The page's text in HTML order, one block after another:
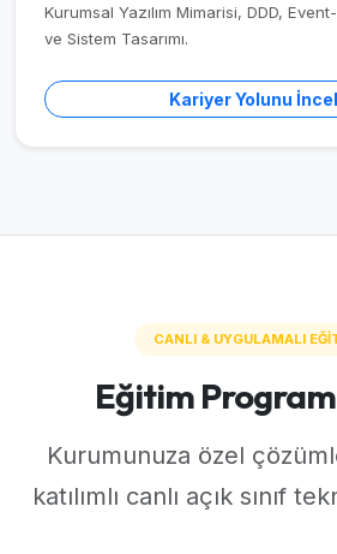
Kurumsal Yazılım Mimarisi, DDD,
ve Sistem Tasarımı.
Kariyer Yolunu
CANLI & UYGULAMALI
Eğitim
Kurumunuza özel
katılımlı canlı açık sınıf